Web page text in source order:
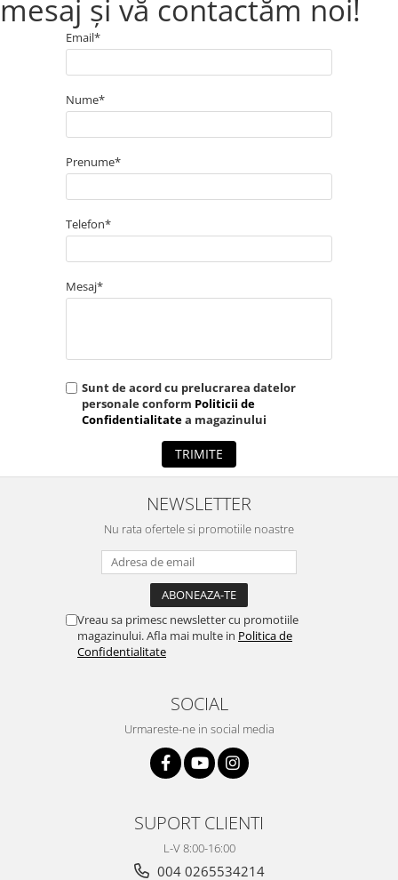
Diametru:
Înălțime:
Grosime blat:
Greutate:
bucinmob.ro face eforturi permanente pentru a păstra
acurateţea informaţiilor din această pagină. Rareori acestea pot
sunt valabile în limita stocului.
mesaj și vă contactăm noi!
Email*
Nume*
Prenume*
Telefon*
Mesaj*
Sunt de acord cu prelucrarea datelor
personale conform Politicii de
Confidentialitatea magazinului
TRIMITE
NEWSLETTER
Nu rata ofertele si promotiile noastre
Vreau sa primesc newsletter cu promotiile
magazinului. Afla mai multe in Politica de
Confidentialitate
SOCIAL
Urmareste-ne in social media
SUPORT CLIENTI
L-V 8:00-16:00
004 0265534214